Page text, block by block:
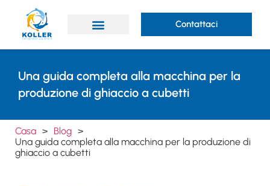
Contattaci
Una guida completa alla macchina per la
produzione di ghiaccio a cubetti
Casa > Blog >
Una guida completa alla macchina per la produzione di
ghiaccio a cubetti